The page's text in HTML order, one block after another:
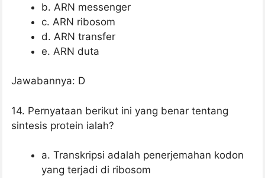
b. ARN messenger
c. ARN ribosom
d. ARN transfer
e. ARN duta
Jawabannya: D
14. Pernyataan berikut ini yang benar tentang
sintesis protein ialah?
a. Transkripsi adalah penerjemahan kodon
yang terjadi di ribosom